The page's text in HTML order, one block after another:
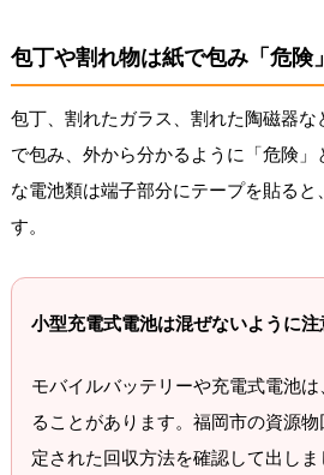
包丁や割れ物は紙で包み「危険
包丁、割れたガラス、割れた陶磁器
で包み、外から分かるように「危険」
な電池類は端子部分にテープを貼ると
す。
小型充電式電池は混ぜないように注
モバイルバッテリーや充電式電池
ることがあります。福岡市の資源
定された回収方法を確認して出しま